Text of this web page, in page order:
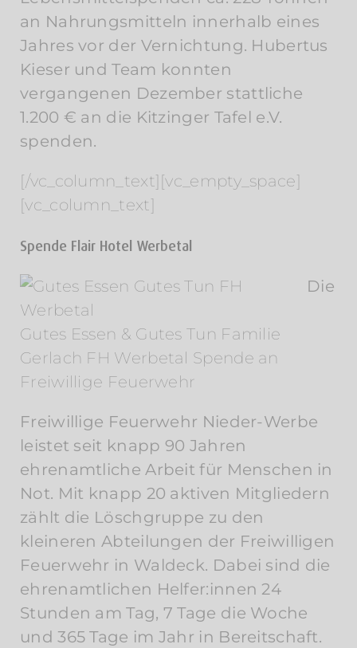
an Nahrungsmitteln innerhalb eines
Jahres vor der Vernichtung. Hubertus
Kieser und Team konnten
vergangenen Dezember stattliche
1.200 € an die Kitzinger Tafel e.V.
spenden.
[/vc_column_text][vc_empty_space]
[vc_column_text]
Spende Flair Hotel Werbetal
Gutes Essen & Gutes Tun Familie
Gerlach FH Werbetal Spende an
Freiwillige Feuerwehr
Die
Freiwillige Feuerwehr Nieder-Werbe
leistet seit knapp 90 Jahren
ehrenamtliche Arbeit für Menschen in
Not. Mit knapp 20 aktiven Mitgliedern
zählt die Löschgruppe zu den
kleineren Abteilungen der Freiwilligen
Feuerwehr in Waldeck. Dabei sind die
ehrenamtlichen Helfer:innen 24
Stunden am Tag, 7 Tage die Woche
und 365 Tage im Jahr in Bereitschaft.